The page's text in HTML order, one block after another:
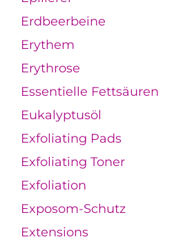
Erdbeerbeine
Erythem
Erythrose
Essentielle Fettsäuren
Eukalyptusöl
Exfoliating Pads
Exfoliating Toner
Exfoliation
Exposom-Schutz
Extensions